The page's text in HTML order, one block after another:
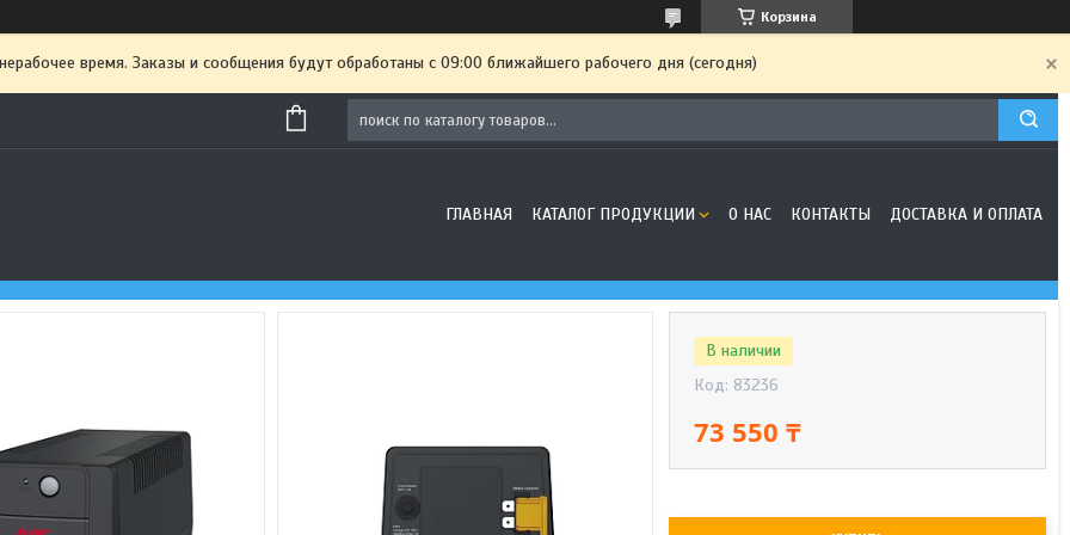
Корзина
время. Заказы и сообщения будут обработаны с 09:00 ближайшего рабочего дня (сегодня)
ГЛАВНАЯ КАТАЛОГ ПРОДУКЦИИ О НАС КОНТАКТЫ ДОСТАВКА И ОПЛАТА
В наличии
Код: 83236
73 550 ₸